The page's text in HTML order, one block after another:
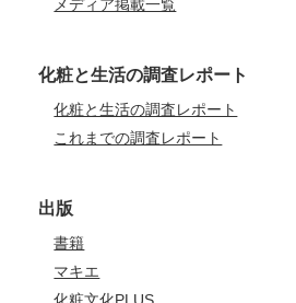
メディア掲載一覧
化粧と生活の調査レポート
化粧と生活の調査レポート
これまでの調査レポート
出版
書籍
マキエ
化粧文化PLUS